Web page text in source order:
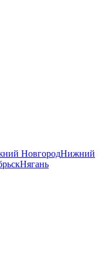
НовгородНижний
Нягань